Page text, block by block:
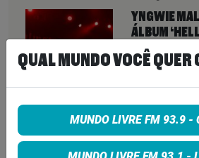
YNGWIE
ÁLBUM
REVELA
APENAS 9
GUNS N’
DISCO ESTÁ
QUAL MUNDO VOCÊ
MUNDO LIVRE FM 93.9 -